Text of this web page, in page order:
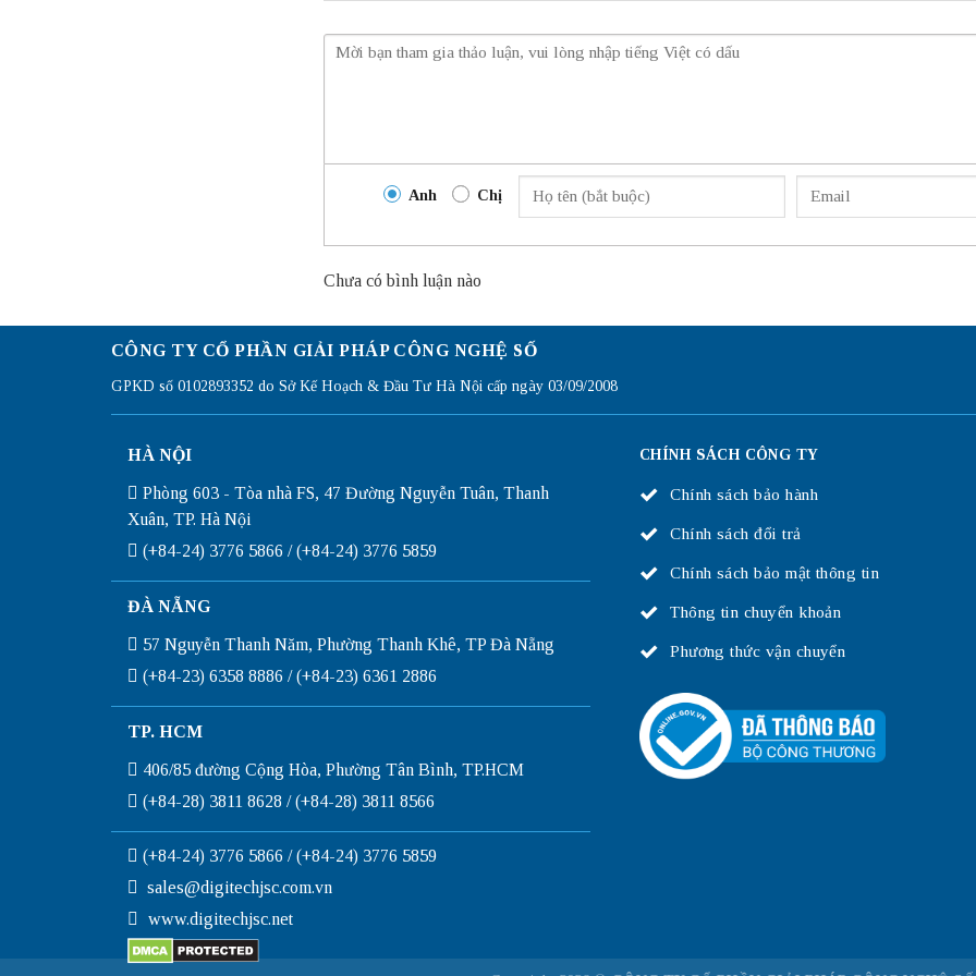
Anh Chị
Chưa có bình luận nào
CÔNG TY CỔ PHẦN GIẢI PHÁP CÔNG NGHỆ SỐ
GPKD số 0102893352 do Sở Kế Hoạch & Đầu Tư Hà Nội cấp ngày 03/09/2008
HÀ NỘI
Phòng 603 - Tòa nhà FS, 47 Đường Nguyễn Tuân, Thanh
Xuân, TP. Hà Nội
(+84-24) 3776 5866 / (+84-24) 3776 5859
ĐÀ NẴNG
57 Nguyễn Thanh Năm, Phường Thanh Khê, TP Đà Nẵng
(+84-23) 6358 8886 / (+84-23) 6361 2886
TP. HCM
406/85 đường Cộng Hòa, Phường Tân Bình, TP.HCM
(+84-28) 3811 8628 / (+84-28) 3811 8566
(+84-24) 3776 5866 / (+84-24) 3776 5859
sales@digitechjsc.com.vn
www.digitechjsc.net
CHÍNH SÁCH CÔNG TY
Chính sách bảo hành
Chính sách đổi trả
Chính sách bảo mật thông tin
Thông tin chuyển khoản
Phương thức vận chuyển